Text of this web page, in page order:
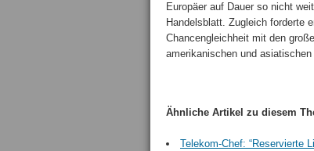
Europäer auf Dauer so nicht
Handelsblatt. Zugleich forderte
Chancengleichheit mit den
amerikanischen und
Ähnliche Artikel zu diesem
Telekom-Chef: “Reservierte